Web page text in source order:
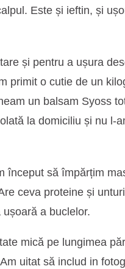
Este și ieftin, și
și pentru a ușura
primit o cutie de un
un balsam Syoss
la domiciliu și nu l-
început să împărțim
ceva proteine și
a buclelor.
mică pe lungimea
uitat să includ in